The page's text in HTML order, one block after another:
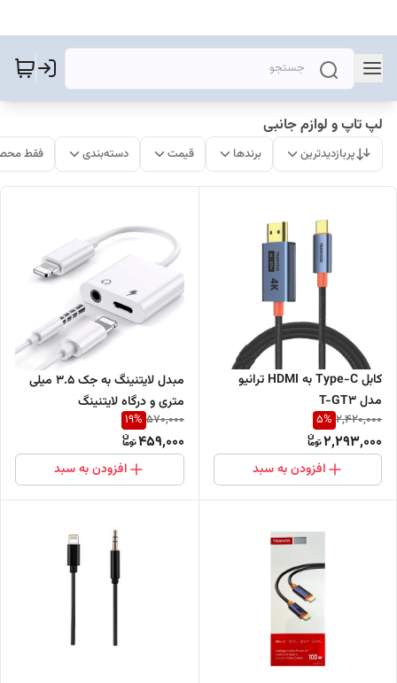
لپ تاپ و لوازم جانبی
پربازدیدترین برندها قیمت دسته‌بندی فقط
کابل Type-C به HDMI ترانیو
مدل T-GT3
2,420,000
5%
2,293,000
افزودن به سبد
مبدل لایتنینگ به جک 3.5 میلی
متری و درگاه لایتنینگ
570,000
19%
459,000
افزودن به سبد